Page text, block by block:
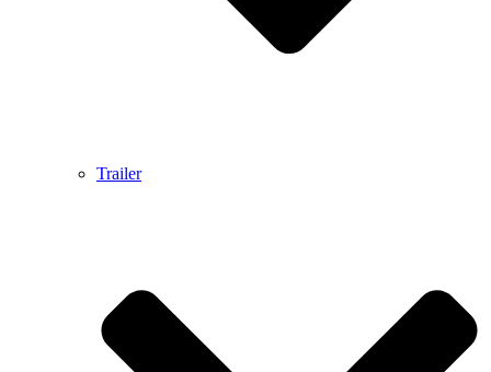
Trailer